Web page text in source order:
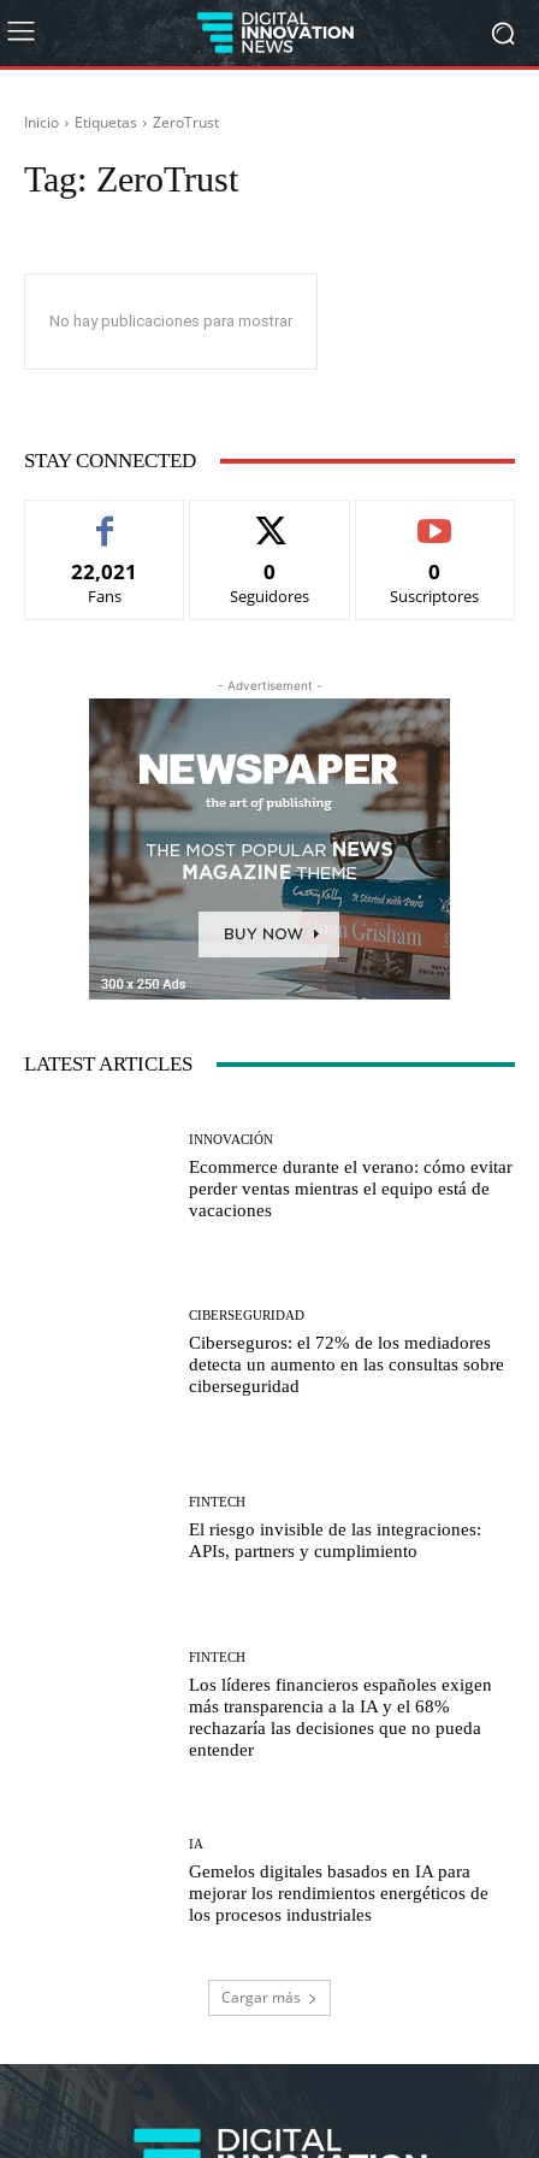
Inicio Etiquetas ZeroTrust
Tag: ZeroTrust
No hay publicaciones para mostrar
STAY CONNECTED
22,021
Fans
0
Seguidores
0
Suscriptores
- Advertisement -
LATEST ARTICLES
INNOVACIÓN
Ecommerce durante el verano: cómo evitar
perder ventas mientras el equipo está de
vacaciones
CIBERSEGURIDAD
Ciberseguros: el 72% de los mediadores
detecta un aumento en las consultas sobre
ciberseguridad
FINTECH
El riesgo invisible de las integraciones:
APIs, partners y cumplimiento
FINTECH
Los líderes financieros españoles exigen
más transparencia a la IA y el 68%
rechazaría las decisiones que no pueda
entender
IA
Gemelos digitales basados en IA para
mejorar los rendimientos energéticos de
los procesos industriales
Cargar más